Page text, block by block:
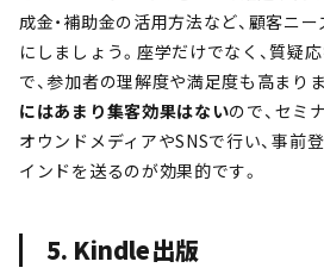
成金・補助金の活用方法など、顧客ニ
にしましょう。座学だけでなく、質疑
で、参加者の理解度や満足度も高まりま
にはあまり集客効果はないので、セミ
オウンドメディアやSNSで行い、事前
インドを送るのが効果的です。
5. Kindle出版